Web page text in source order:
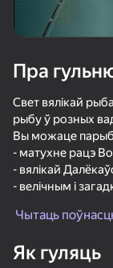
Мой Ресейл. Симулятор кейсов, продаж и переписок
Пра
Свет вялікай
рыбу ў розных
Вы можаце
- матухне рацэ
- вялікай
- велічным і
- сэрца
Рыхтуйце
Чытаць
Як гуляць